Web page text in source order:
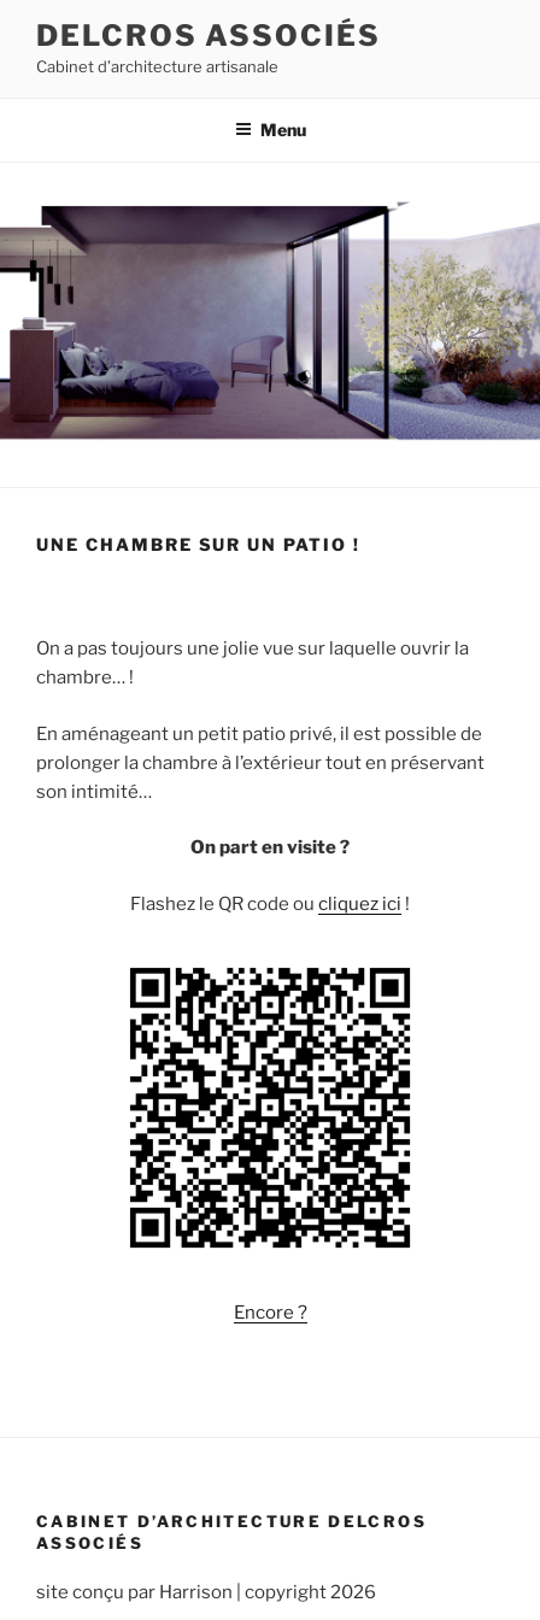
contenu
DELCROS ASSOCIÉS
Cabinet d’architecture artisanale
Menu
UNE CHAMBRE SUR UN PATIO !
On a pas toujours une jolie vue sur laquelle ouvrir la
chambre… !
En aménageant un petit patio privé, il est possible de
prolonger la chambre à l’extérieur tout en préservant
son intimité…
On part en visite ?
Flashez le QR code ou cliquez ici !
Encore ?
CABINET D’ARCHITECTURE DELCROS
ASSOCIÉS
site conçu par Harrison | copyright 2026